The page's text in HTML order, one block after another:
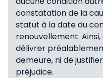
constatation de la
statut à la date du
renouvellement.
délivrer
demeure, ni de
préjudice.